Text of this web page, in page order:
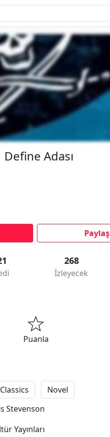
Define Adası
Paylaş
268
İzleyecek
Puanla
Novel
Stevenson
Yayınları